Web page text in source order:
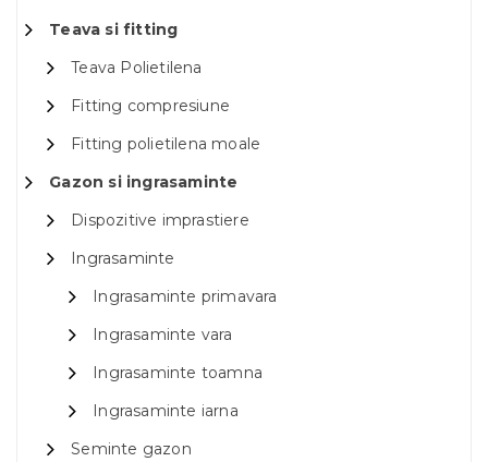
Teava si fitting
Teava Polietilena
Fitting compresiune
Fitting polietilena moale
Gazon si ingrasaminte
Dispozitive imprastiere
Ingrasaminte
Ingrasaminte primavara
Ingrasaminte vara
Ingrasaminte toamna
Ingrasaminte iarna
Seminte gazon